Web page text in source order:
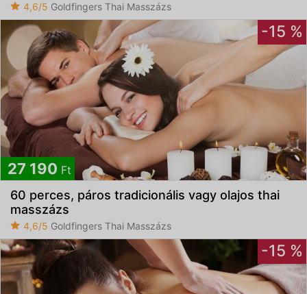
4,6/5 Goldfingers Thai Masszázs
-15 %
27 190 Ft
60 perces, páros tradicionális vagy olajos thai
masszázs
4,6/5 Goldfingers Thai Masszázs
-15 %